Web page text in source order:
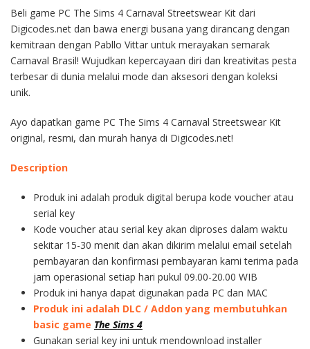
Beli game PC The Sims 4 Carnaval Streetswear Kit dari
Digicodes.net dan bawa energi busana yang dirancang dengan
kemitraan dengan Pabllo Vittar untuk merayakan semarak
Carnaval Brasil! Wujudkan kepercayaan diri dan kreativitas pesta
terbesar di dunia melalui mode dan aksesori dengan koleksi
unik.
Ayo dapatkan game PC The Sims 4 Carnaval Streetswear Kit
original, resmi, dan murah hanya di Digicodes.net!
Description
Produk ini adalah produk digital berupa kode voucher atau
serial key
Kode voucher atau serial key akan diproses dalam waktu
sekitar 15-30 menit dan akan dikirim melalui email setelah
pembayaran dan konfirmasi pembayaran kami terima pada
jam operasional setiap hari pukul 09.00-20.00 WIB
Produk ini hanya dapat digunakan pada PC dan MAC
Produk ini adalah DLC / Addon yang membutuhkan
basic game The Sims 4
Gunakan serial key ini untuk mendownload installer